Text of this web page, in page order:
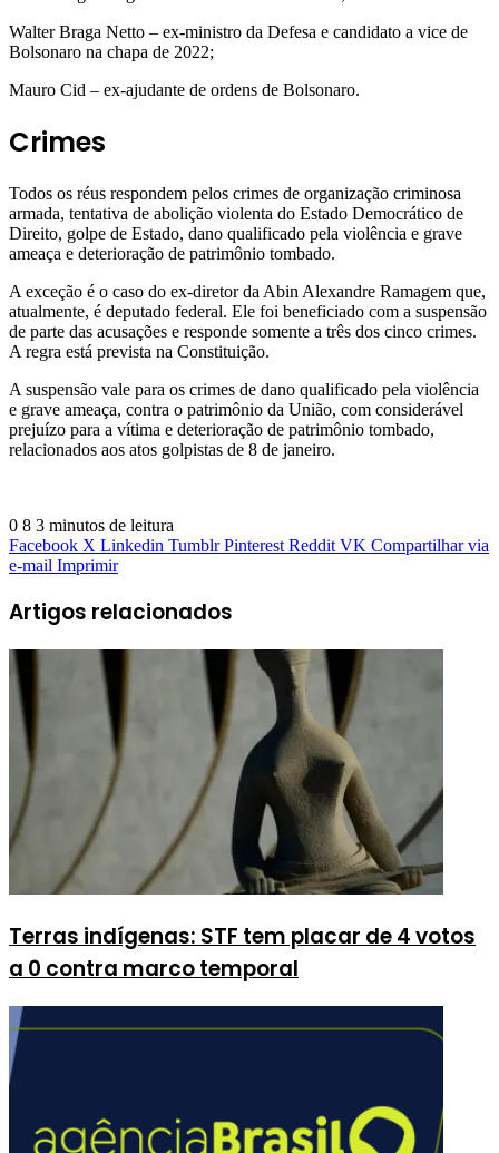
Walter Braga Netto – ex-ministro da Defesa e candidato a vice de
Bolsonaro na chapa de 2022;
Mauro Cid – ex-ajudante de ordens de Bolsonaro.
Crimes
Todos os réus respondem pelos crimes de organização criminosa
armada, tentativa de abolição violenta do Estado Democrático de
Direito, golpe de Estado, dano qualificado pela violência e grave
ameaça e deterioração de patrimônio tombado.
A exceção é o caso do ex-diretor da Abin Alexandre Ramagem que,
atualmente, é deputado federal. Ele foi beneficiado com a suspensão
de parte das acusações e responde somente a três dos cinco crimes.
A regra está prevista na Constituição.
A suspensão vale para os crimes de dano qualificado pela violência
e grave ameaça, contra o patrimônio da União, com considerável
prejuízo para a vítima e deterioração de patrimônio tombado,
relacionados aos atos golpistas de 8 de janeiro.
0 8 3 minutos de leitura
Facebook X Linkedin Tumblr Pinterest Reddit VK Compartilhar via
e-mail Imprimir
Artigos relacionados
Terras indígenas: STF tem placar de 4 votos
a 0 contra marco temporal